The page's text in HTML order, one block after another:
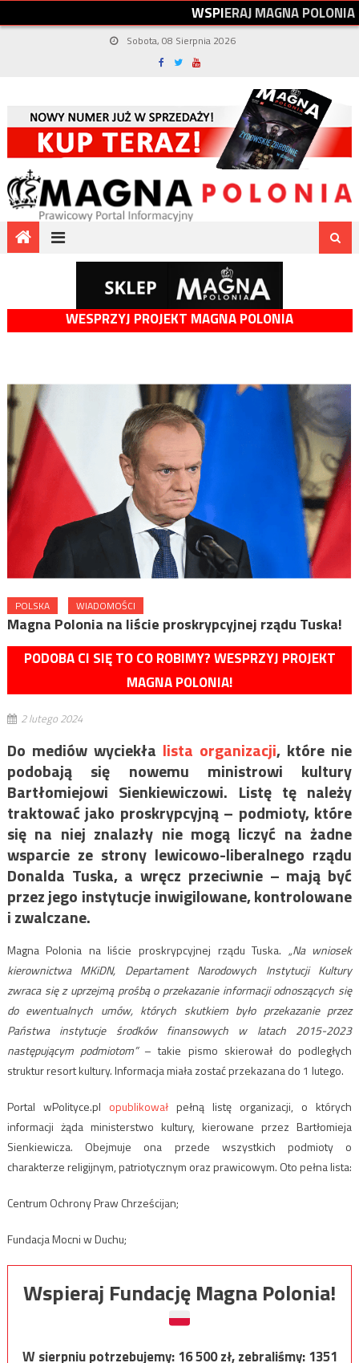
WSPIERAJMAGNAPOLONIA
Sobota, 08 Sierpnia 2026
WESPRZYJ PROJEKT MAGNA POLONIA
POLSKA WIADOMOŚCI
Magna Polonia na liście proskrypcyjnej rządu Tuska!
PODOBA CI SIĘ TO CO ROBIMY? WESPRZYJ PROJEKT
MAGNA POLONIA!
2 lutego 2024
Do mediów wyciekła lista organizacji, które nie
podobają się nowemu ministrowi kultury
Bartłomiejowi Sienkiewiczowi. Listę tę należy
traktować jako proskrypcyjną – podmioty, które
się na niej znalazły nie mogą liczyć na żadne
wsparcie ze strony lewicowo-liberalnego rządu
Donalda Tuska, a wręcz przeciwnie – mają być
przez jego instytucje inwigilowane, kontrolowane
i zwalczane.
Magna Polonia na liście proskrypcyjnej rządu Tuska. „Na wniosek
kierownictwa MKiDN, Departament Narodowych Instytucji Kultury
zwraca się z uprzejmą prośbą o przekazanie informacji odnoszących się
do ewentualnych umów, których skutkiem było przekazanie przez
Państwa instytucje środków finansowych w latach 2015-2023
następującym podmiotom”– takie pismo skierował do podległych
struktur resort kultury. Informacja miała zostać przekazana do 1 lutego.
Portal wPolityce.pl opublikowałpełną listę organizacji, o których
informacji żąda ministerstwo kultury, kierowane przez Bartłomieja
Sienkiewicza. Obejmuje ona przede wszystkich podmioty o
charakterze religijnym, patriotycznym oraz prawicowym. Oto pełna lista:
Centrum Ochrony Praw Chrześcijan;
Fundacja Mocni w Duchu;
Wspieraj Fundację Magna Polonia!
W sierpniu potrzebujemy:16 500zł, zebraliśmy:1351